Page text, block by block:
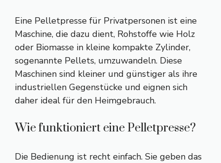
Eine Pelletpresse für Privatpersonen ist eine
Maschine, die dazu dient, Rohstoffe wie Holz
oder Biomasse in kleine kompakte Zylinder,
sogenannte Pellets, umzuwandeln. Diese
Maschinen sind kleiner und günstiger als ihre
industriellen Gegenstücke und eignen sich
daher ideal für den Heimgebrauch.
Wie funktioniert eine Pelletpresse?
Die Bedienung ist recht einfach. Sie geben das